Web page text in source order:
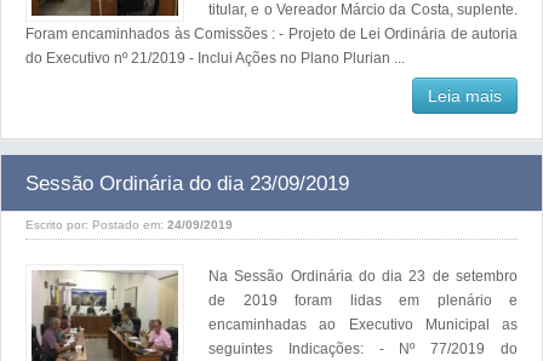
titular, e o Vereador Márcio da Costa, suplente.
Foram encaminhados às Comissões : - Projeto de Lei Ordinária de autoria
do Executivo nº 21/2019 - Inclui Ações no Plano Plurian ...
Leia mais
Sessão Ordinária do dia 23/09/2019
Escrito por: Postado em: 24/09/2019
Na Sessão Ordinária do dia 23 de setembro
de 2019 foram lidas em plenário e
encaminhadas ao Executivo Municipal as
seguintes Indicações: - Nº 77/2019 do